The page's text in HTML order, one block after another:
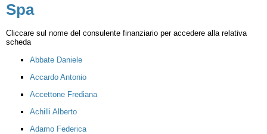
Spa
Cliccare sul nome del consulente finanziario per accedere alla relativa
scheda
Abbate Daniele
Accardo Antonio
Accettone Frediana
Achilli Alberto
Adamo Federica